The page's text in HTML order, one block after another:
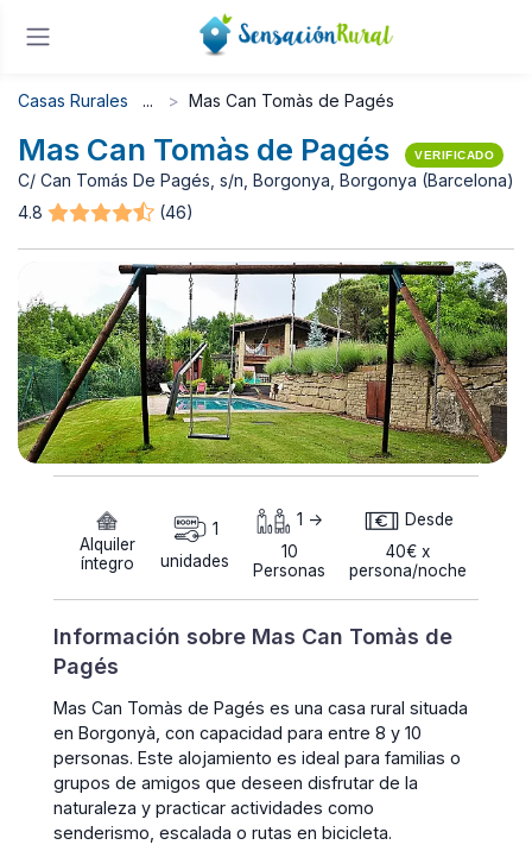
Casas Rurales Mas Can Tomàs de Pagés
Mas Can Tomàs de Pagés VERIFICADO
C/ Can Tomás De Pagés, s/n, Borgonya, Borgonya (Barcelona)
4.8
(46)
Alquiler
íntegro
1
unidades
1 ->
10
Personas
Desde
40€ x
persona/noche
Información sobre Mas Can Tomàs de
Pagés
Mas Can Tomàs de Pagés es una casa rural situada
en Borgonyà, con capacidad para entre 8 y 10
personas. Este alojamiento es ideal para familias o
grupos de amigos que deseen disfrutar de la
naturaleza y practicar actividades como
senderismo, escalada o rutas en bicicleta.